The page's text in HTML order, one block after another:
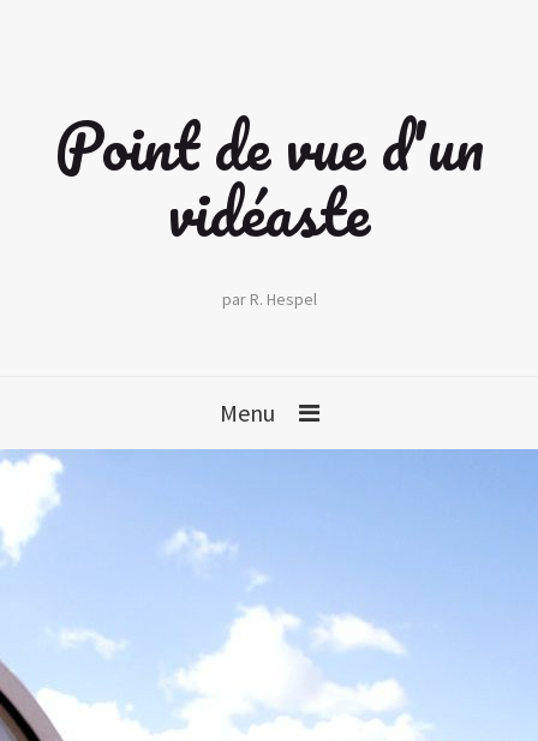
Point de vue d'un
vidéaste
par R. Hespel
Menu